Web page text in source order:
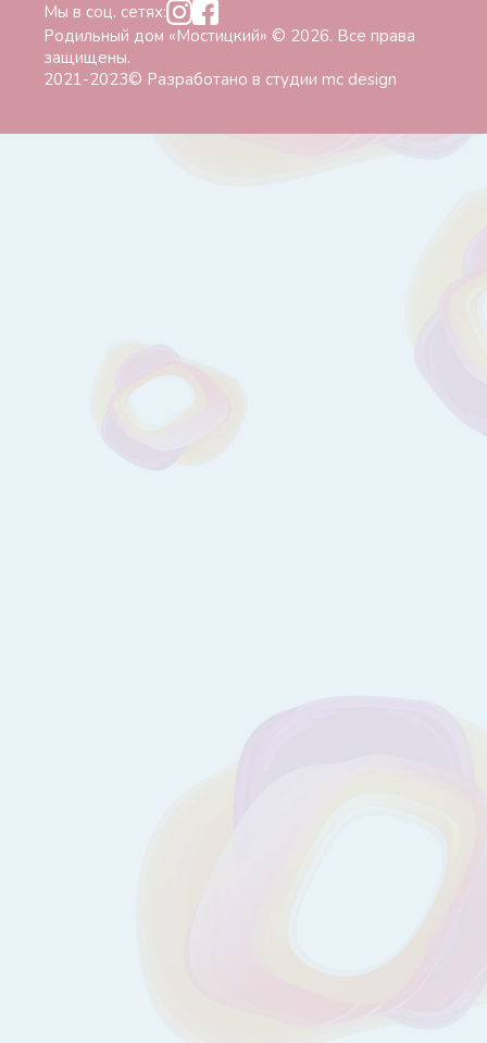
Мы в соц. сетях:
Родильный дом «Мостицкий» © 2026. Все права
защищены.
2021-2023© Разработано в студии mc design